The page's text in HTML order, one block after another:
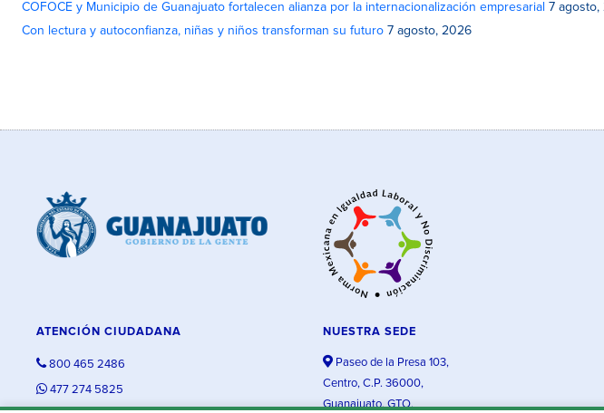
COFOCE y Municipio de Guanajuato fortalecen alianza por la internacionalización empresarial 7 agosto,
Con lectura y autoconfianza, niñas y niños transforman su futuro 7 agosto, 2026
ATENCIÓN CIUDADANA
800 465 2486
477 274 5825
NUESTRA SEDE
Paseo de la Presa 103,
Centro, C.P. 36000,
Guanajuato, GTO.